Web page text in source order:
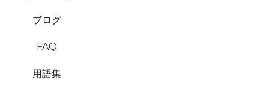
ブログ
FAQ
用語集